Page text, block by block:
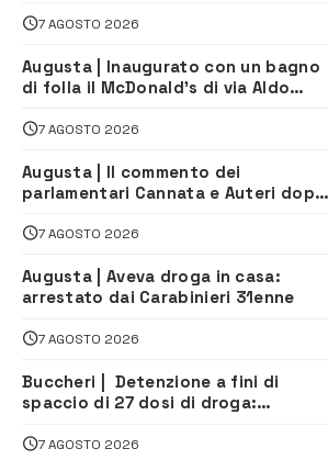
7 AGOSTO 2026
Augusta | Inaugurato con un bagno
di folla il McDonald’s di via Aldo
7 AGOSTO 2026
Augusta | Il commento dei
parlamentari Cannata e Auteri dopo
depuratore
7 AGOSTO 2026
Augusta | Aveva droga in casa:
arrestato dai Carabinieri 31enne
7 AGOSTO 2026
Buccheri | Detenzione a fini di
spaccio di 27 dosi di droga:
7 AGOSTO 2026